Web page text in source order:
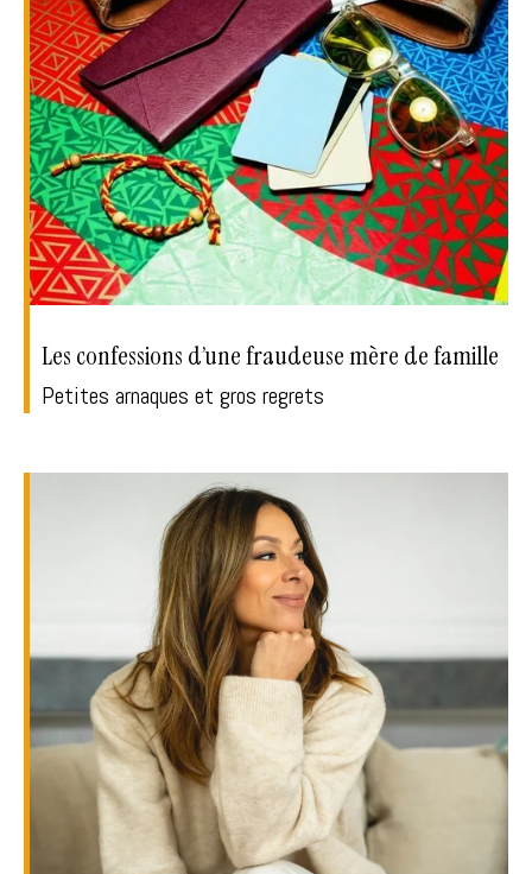
Les confessions d’une fraudeuse mère de famille
Petites arnaques et gros regrets